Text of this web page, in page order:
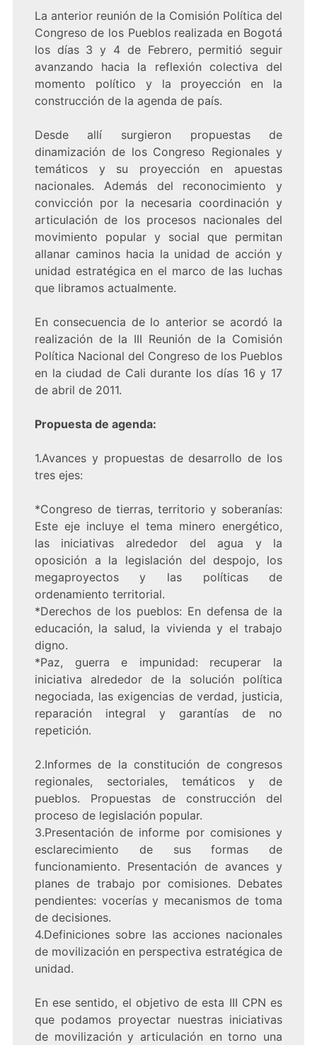
La anterior reunión de la Comisión Política del
Congreso de los Pueblos realizada en Bogotá
los días 3 y 4 de Febrero, permitió seguir
avanzando hacia la reflexión colectiva del
momento político y la proyección en la
construcción de la agenda de país.
Desde allí surgieron propuestas de
dinamización de los Congreso Regionales y
temáticos y su proyección en apuestas
nacionales. Además del reconocimiento y
convicción por la necesaria coordinación y
articulación de los procesos nacionales del
movimiento popular y social que permitan
allanar caminos hacia la unidad de acción y
unidad estratégica en el marco de las luchas
que libramos actualmente.
En consecuencia de lo anterior se acordó la
realización de la III Reunión de la Comisión
Política Nacional del Congreso de los Pueblos
en la ciudad de Cali durante los días 16 y 17
de abril de 2011.
Propuesta de agenda:
1.Avances y propuestas de desarrollo de los
tres ejes:
*Congreso de tierras, territorio y soberanías:
Este eje incluye el tema minero energético,
las iniciativas alrededor del agua y la
oposición a la legislación del despojo, los
megaproyectos y las políticas de
ordenamiento territorial.
*Derechos de los pueblos: En defensa de la
educación, la salud, la vivienda y el trabajo
digno.
*Paz, guerra e impunidad: recuperar la
iniciativa alrededor de la solución política
negociada, las exigencias de verdad, justicia,
reparación integral y garantías de no
repetición.
2.Informes de la constitución de congresos
regionales, sectoriales, temáticos y de
pueblos. Propuestas de construcción del
proceso de legislación popular.
3.Presentación de informe por comisiones y
esclarecimiento de sus formas de
funcionamiento. Presentación de avances y
planes de trabajo por comisiones. Debates
pendientes: vocerías y mecanismos de toma
de decisiones.
4.Definiciones sobre las acciones nacionales
de movilización en perspectiva estratégica de
unidad.
En ese sentido, el objetivo de esta III CPN es
que podamos proyectar nuestras iniciativas
de movilización y articulación en torno una